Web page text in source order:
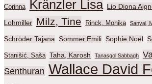
Corinna Kränzler Lisa Lio Diona
Lohmiller Milz, Tine Rinck, Monika Sanyal,
Schröder Tajana Sommer,Emili Sophie Noël
Stanišić, Saša Taha, Karosh Tanasgol Sabbagh
Senthuran Wallace David